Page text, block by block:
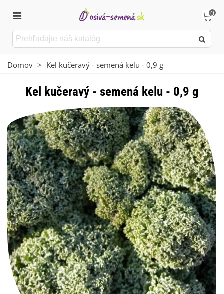
0
Domov > Kel kučeravý - semená kelu - 0,9 g
Kel kučeravý - semená kelu - 0,9 g